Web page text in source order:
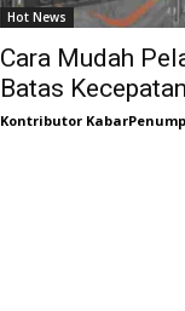
Hot News
Cara Mudah
Batas
Kontributor